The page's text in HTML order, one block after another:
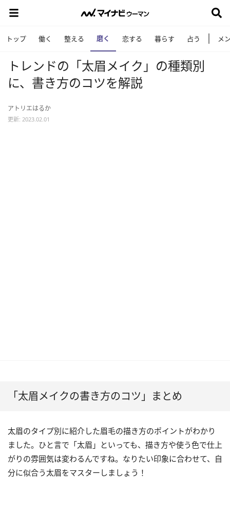
トップ 働く 整える 磨く 恋する 暮らす 占う メ
トレンドの「太眉メイク」の種類別
に、書き方のコツを解説
アトリエはるか
更新: 2023.02.01
「太眉メイクの書き方のコツ」まとめ
太眉のタイプ別に紹介した眉毛の描き方のポイントがわかり
ました。ひと言で「太眉」といっても、描き方や使う色で仕上
がりの雰囲気は変わるんですね。なりたい印象に合わせて、自
分に似合う太眉をマスターしましょう！